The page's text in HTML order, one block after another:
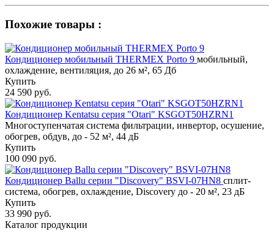
Похожие товары :
Кондиционер мобильный THERMEX Porto 9 мобильный,
охлаждение, вентиляция, до 26 м², 65 Дб
Купить
24 590 руб.
Кондиционер Kentatsu серия "Otari" KSGOT50HZRN1
Многоступенчатая система фильтрации, инвертор, осушение,
обогрев, обдув, до - 52 м², 44 дБ
Купить
100 090 руб.
Кондиционер Ballu серии "Discovery" BSVI-07HN8 сплит-
система, обогрев, охлаждение, Discovery до - 20 м², 23 дБ
Купить
33 990 руб.
Каталог продукции